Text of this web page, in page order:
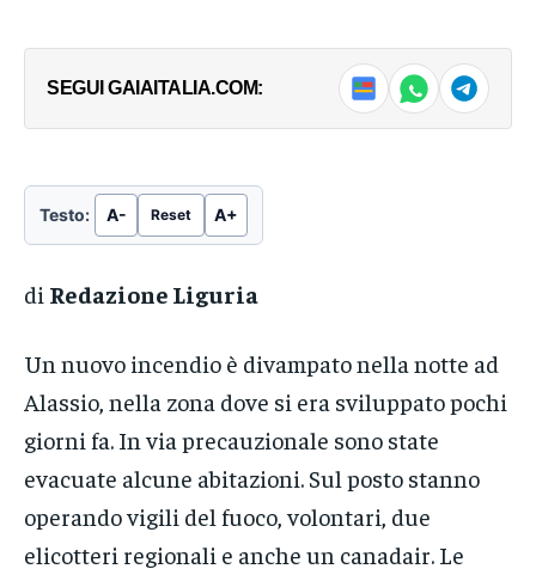
SEGUI GAIAITALIA.COM:
Testo: A- Reset A+
di Redazione Liguria
Un nuovo incendio è divampato nella notte ad
Alassio, nella zona dove si era sviluppato pochi
giorni fa. In via precauzionale sono state
evacuate alcune abitazioni. Sul posto stanno
operando vigili del fuoco, volontari, due
elicotteri regionali e anche un canadair. Le